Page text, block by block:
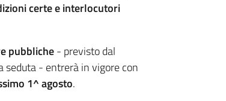
certe e interlocutori
pubbliche- previsto dal
seduta - entrerà in vigore con
1^ agosto.